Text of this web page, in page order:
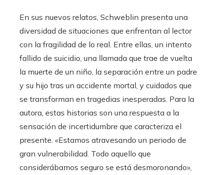
En sus nuevos relatos, Schweblin presenta una
diversidad de situaciones que enfrentan al lector
con la fragilidad de lo real. Entre ellas, un intento
fallido de suicidio, una llamada que trae de vuelta
la muerte de un niño, la separación entre un padre
y su hijo tras un accidente mortal, y cuidados que
se transforman en tragedias inesperadas. Para la
autora, estas historias son una respuesta a la
sensación de incertidumbre que caracteriza el
presente. «Estamos atravesando un periodo de
gran vulnerabilidad. Todo aquello que
considerábamos seguro se está desmoronando»,